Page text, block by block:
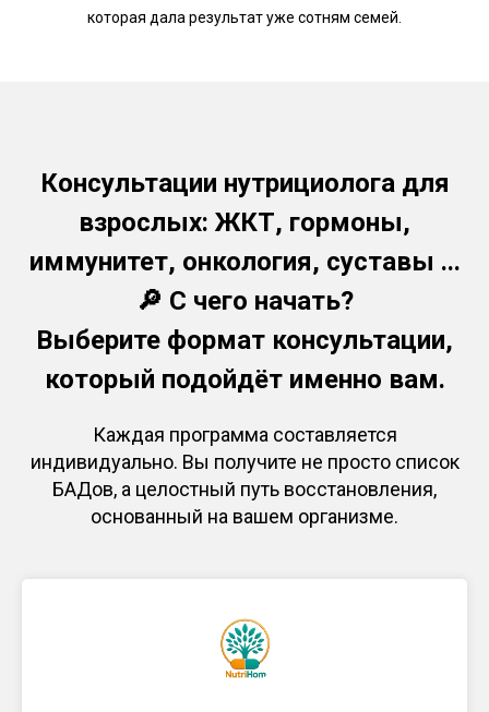
которая дала результат уже сотням семей.
Консультации нутрициолога для
взрослых: ЖКТ, гормоны,
иммунитет, онкология, суставы ...
🔎 С чего начать?
Выберите формат консультации,
который подойдёт именно вам.
Каждая программа составляется
индивидуально. Вы получите не просто список
БАДов, а целостный путь восстановления,
основанный на вашем организме.